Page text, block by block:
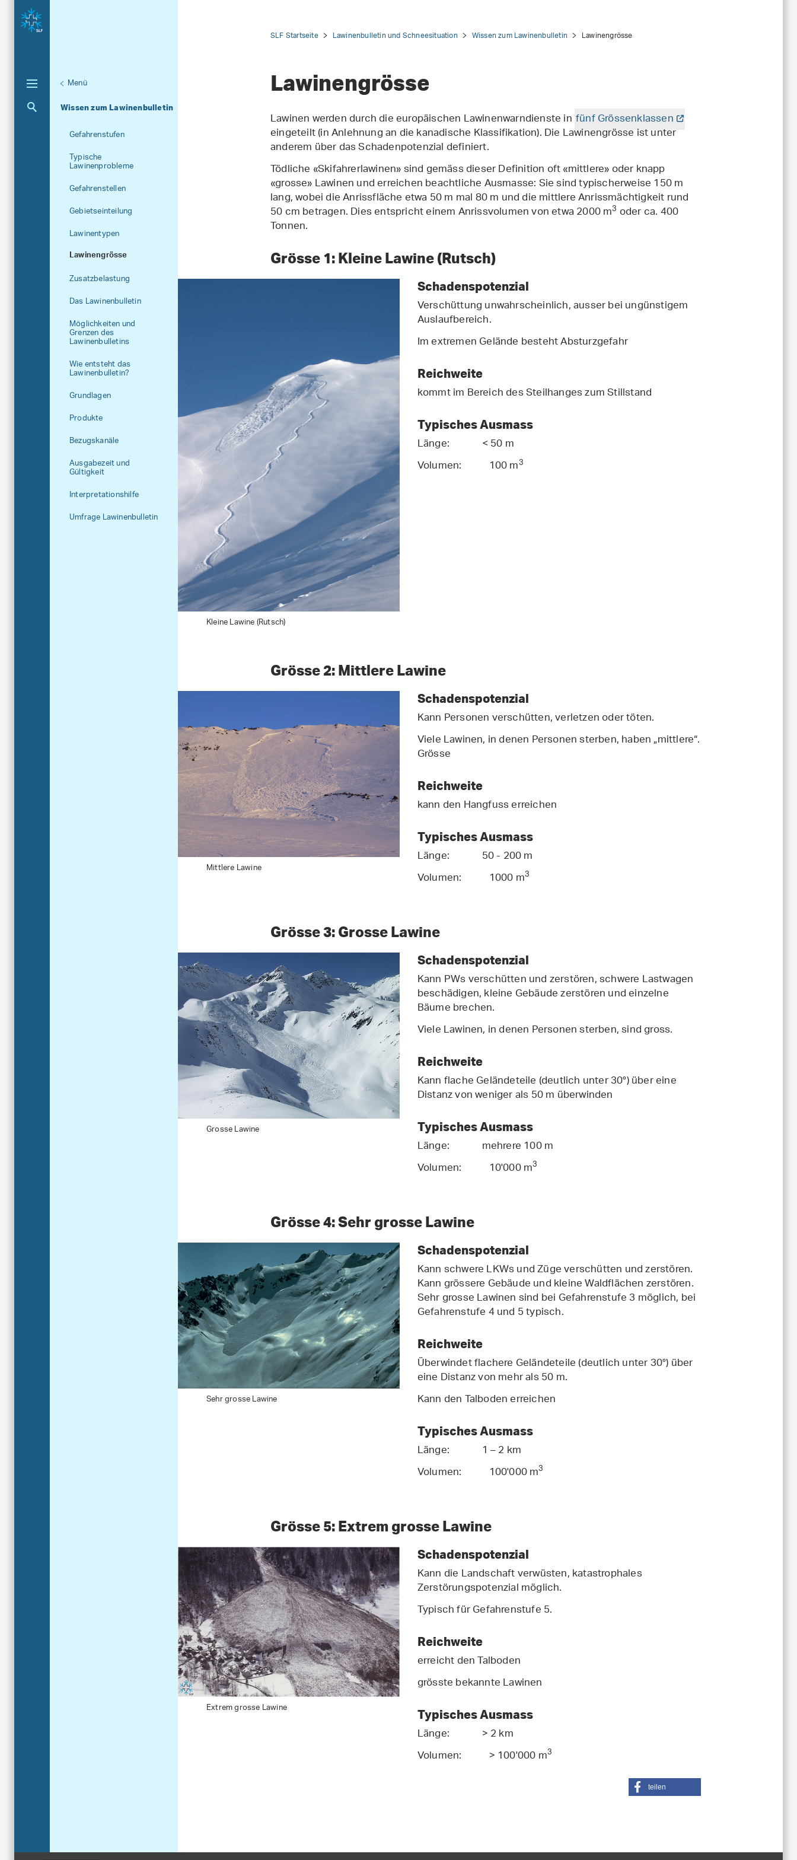
Lawinenbulletin und
Schneesituation
Unternavigation
Menü
Wissen zum Lawinenbulletin
Aktuelle Navigation
Gefahrenstufen
Typische
Lawinenprobleme
Gefahrenstellen
Gebietseinteilung
Lawinentypen
Lawinengrösse
Zusatzbelastung
Das Lawinenbulletin
Möglichkeiten und
Grenzen des
Lawinenbulletins
Wie entsteht das
Lawinenbulletin?
Grundlagen
Produkte
Bezugskanäle
Ausgabezeit und
Gültigkeit
Interpretationshilfe
Umfrage Lawinenbulletin
SLF Startseite Lawinenbulletin und Schneesituation Wissen zum Lawinenbulletin Lawinengrösse
Lawinengrösse
Lawinen werden durch die europäischen Lawinenwarndienste infünf Grössenklassen
eingeteilt (in Anlehnung an die kanadische Klassifikation). Die Lawinengrösse ist unter
anderem über das Schadenpotenzial definiert.
Tödliche «Skifahrerlawinen» sind gemäss dieser Definition oft «mittlere» oder knapp
«grosse» Lawinen und erreichen beachtliche Ausmasse: Sie sind typischerweise 150 m
lang, wobei die Anrissfläche etwa 50 m mal 80 m und die mittlere Anrissmächtigkeit rund
50 cm betragen. Dies entspricht einem Anrissvolumen von etwa 2000 m3 oder ca. 400
Tonnen.
Grösse 1: Kleine Lawine (Rutsch)
Kleine Lawine (Rutsch)
Schadenspotenzial
Verschüttung unwahrscheinlich, ausser bei ungünstigem
Auslaufbereich.
Im extremen Gelände besteht Absturzgefahr
Reichweite
kommt im Bereich des Steilhanges zum Stillstand
Typisches Ausmass
Länge: < 50 m
Volumen: 100 m3
Grösse 2: Mittlere Lawine
Mittlere Lawine
Schadenspotenzial
Kann Personen verschütten, verletzen oder töten.
Viele Lawinen, in denen Personen sterben, haben „mittlere“.
Grösse
Reichweite
kann den Hangfuss erreichen
Typisches Ausmass
Länge: 50 - 200 m
Volumen: 1000 m3
Grösse 3: Grosse Lawine
Grosse Lawine
Schadenspotenzial
Kann PWs verschütten und zerstören, schwere Lastwagen
beschädigen, kleine Gebäude zerstören und einzelne
Bäume brechen.
Viele Lawinen, in denen Personen sterben, sind gross.
Reichweite
Kann flache Geländeteile (deutlich unter 30°) über eine
Distanz von weniger als 50 m überwinden
Typisches Ausmass
Länge: mehrere 100 m
Volumen: 10'000 m3
Grösse 4: Sehr grosse Lawine
Sehr grosse Lawine
Schadenspotenzial
Kann schwere LKWs und Züge verschütten und zerstören.
Kann grössere Gebäude und kleine Waldflächen zerstören.
Sehr grosse Lawinen sind bei Gefahrenstufe 3 möglich, bei
Gefahrenstufe 4 und 5 typisch.
Reichweite
Überwindet flachere Geländeteile (deutlich unter 30°) über
eine Distanz von mehr als 50 m.
Kann den Talboden erreichen
Typisches Ausmass
Länge: 1 – 2 km
Volumen: 100'000 m3
Grösse 5: Extrem grosse Lawine
Extrem grosse Lawine
Schadenspotenzial
Kann die Landschaft verwüsten, katastrophales
Zerstörungspotenzial möglich.
Typisch für Gefahrenstufe 5.
Reichweite
erreicht den Talboden
grösste bekannte Lawinen
Typisches Ausmass
Länge: > 2 km
Volumen: > 100'000 m3
teilen